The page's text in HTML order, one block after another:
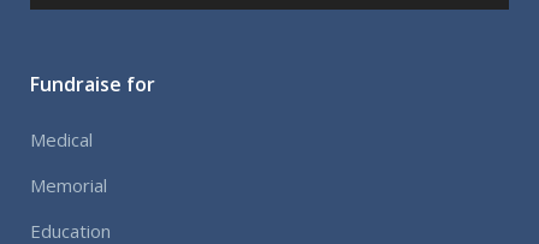
de
Fundraise for
Medical
Memorial
Education